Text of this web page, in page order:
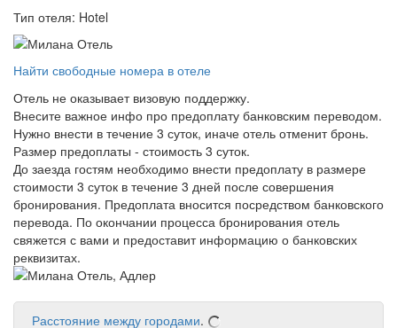
Тип отеля: Hotel
Найти свободные номера в отеле
Отель не оказывает визовую поддержку.
Внесите важное инфо про предоплату банковским переводом.
Нужно внести в течение 3 суток, иначе отель отменит бронь.
Размер предоплаты - стоимость 3 суток.
До заезда гостям необходимо внести предоплату в размере
стоимости 3 суток в течение 3 дней после совершения
бронирования. Предоплата вносится посредством банковского
перевода. По окончании процесса бронирования отель
свяжется с вами и предоставит информацию о банковских
реквизитах.
Расстояние между городами.